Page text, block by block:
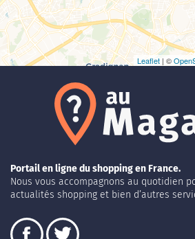
Leaflet | ©
Portail en ligne du shopping en France.
Nous vous accompagnons au quotidien
actualités shopping et bien d’autres